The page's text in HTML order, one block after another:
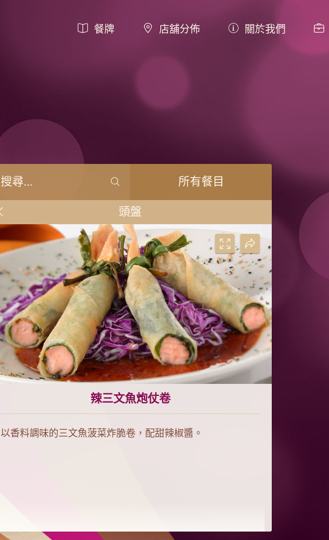
餐牌 店舖分佈 關於我們
所有餐目
頭盤
辣三文魚炮仗卷
以香料調味的三文魚菠菜炸脆卷，配甜辣椒醬。